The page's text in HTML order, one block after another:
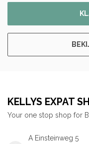
KELLYS EXPAT
Your one stop shop for
A Einsteinweg 5